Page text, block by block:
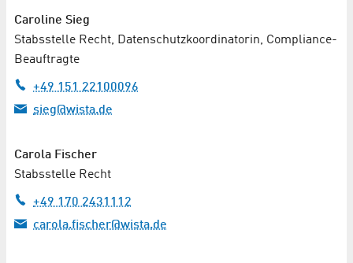
Caroline Sieg
Stabsstelle Recht, Datenschutz­koordinatorin, Compliance-
Beauftragte
+49 151 22100096
sieg@wista.de
Carola Fischer
Stabsstelle Recht
+49 170 2431112
carola.fischer@wista.de